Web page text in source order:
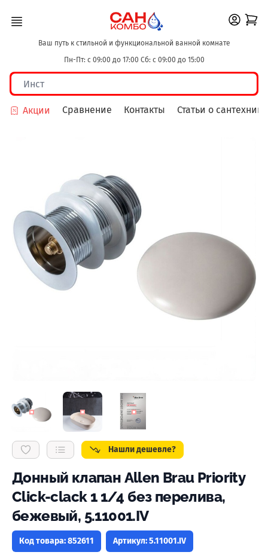
Ваш путь к стильной и функциональной ванной комнате
Пн-Пт: с 09:00 до 17:00 Сб: с 09:00 до 15:00
Акции Сравнение Контакты Статьи о сантехнике
Донный клапан Allen Brau Priority
Click-clack 1 1/4 без перелива,
бежевый, 5.11001.IV
Код товара: 852611 Артикул: 5.11001.IV
Нашли дешевле?